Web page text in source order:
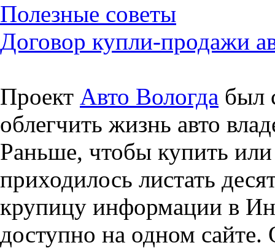
Полезные советы
Договор купли-продажи
Проект Авто Вологда был
облегчить жизнь авто
Раньше, чтобы купить или
приходилось листать
крупицу информации в
доступно на одном сайте.